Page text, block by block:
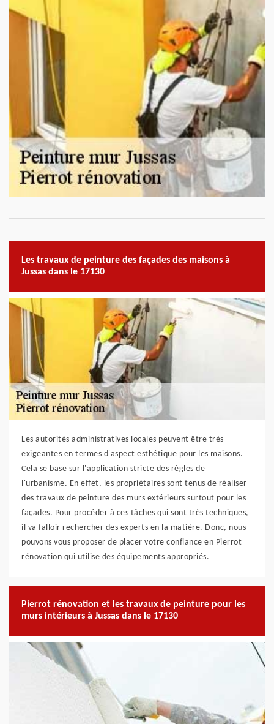
Les travaux de peinture des façades des maisons à
Jussas dans le 17130
Les autorités administratives locales peuvent être très
exigeantes en termes d'aspect esthétique pour les maisons.
Cela se base sur l'application stricte des règles de
l'urbanisme. En effet, les propriétaires sont tenus de réaliser
des travaux de peinture des murs extérieurs surtout pour les
façades. Pour procéder à ces tâches qui sont très techniques,
il va falloir rechercher des experts en la matière. Donc, nous
pouvons vous proposer de placer votre confiance en Pierrot
rénovation qui utilise des équipements appropriés.
Pierrot rénovation et les travaux de peinture pour les
murs intérieurs à Jussas dans le 17130